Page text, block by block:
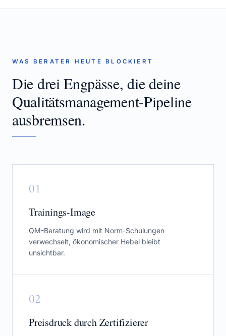
WAS BERATER HEUTE BLOCKIERT
Die drei Engpässe, die deine
Qualitätsmanagement-Pipeline
ausbremsen.
01
Trainings-Image
QM-Beratung wird mit Norm-Schulungen
verwechselt, ökonomischer Hebel bleibt
unsichtbar.
02
Preisdruck durch Zertifizierer